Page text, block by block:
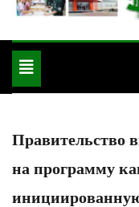
Toggle
navigation
Правительство
на программу